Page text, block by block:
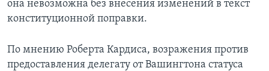
она невозможна без внесения изменений в текст
конституционной поправки.
По мнению Роберта Кардиса, возражения против
предоставления делегату от Вашингтона статуса